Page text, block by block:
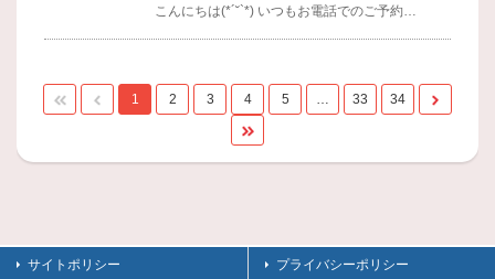
こんにちは(*´˘`*) いつもお電話でのご予約ありがとうございます⟡.*
1 2 3 4 5 … 33 34
サイトポリシー プライバシーポリシー